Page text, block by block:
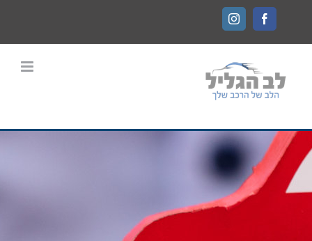
content
Facebook
Instagram